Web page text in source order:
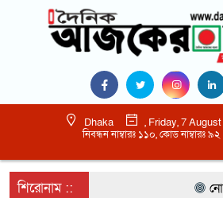
Dhaka
, Friday, 7
নিবন্ধন নাম্বারঃ ১১০, কোড নাম্বারঃ ৯২
শিরোনাম ::